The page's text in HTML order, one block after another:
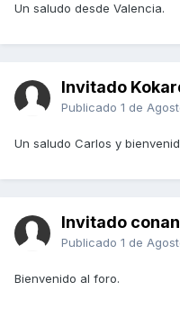
Un saludo desde Valencia.
Invitado
Publicado 1 de
Un saludo Carlos y
Invitado conan
Publicado 1 de
Bienvenido al foro.